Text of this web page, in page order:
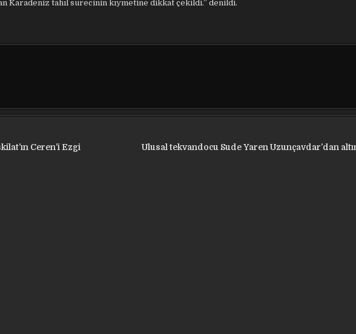
Karadeniz tahıl sürecinin kıymetine dikkat çekildi.” denildi.
Ulusal tekvandocu Sude Yaren Uzunçavdar’dan
Ceren’i Ezgi